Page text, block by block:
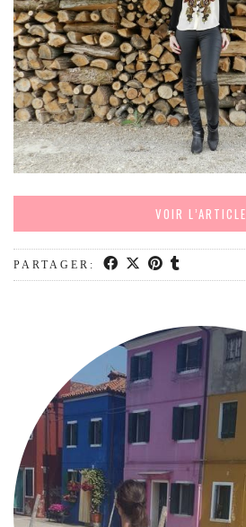
DIVERSES BOX
DIY
LIFESTYLE
ME CONTACTER
A PROPOS
PARUTIONS ET PARTENARIATS
VOIR L’ARTICLE
PARTAGER: